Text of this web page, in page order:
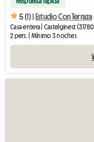
5 (1) | Estudio Con Terraza
Casa entera | Castelginest
2 pers. | Mínimo 3 noches